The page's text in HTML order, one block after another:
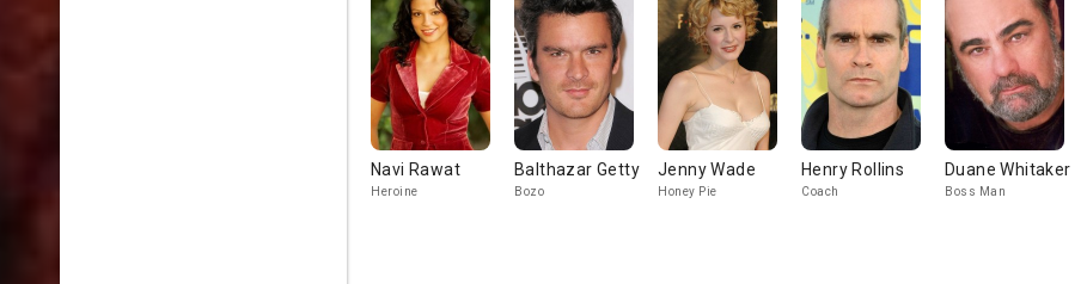
Navi Rawat
Heroine
Balthazar Getty
Bozo
Jenny Wade
Honey Pie
Henry Rollins
Coach
Duane Whitaker
Boss Man